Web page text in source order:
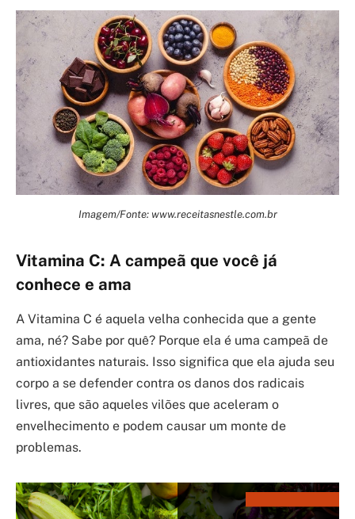
Imagem/Fonte: www.receitasnestle.com.br
Vitamina C: A campeã que você já
conhece e ama
A Vitamina C é aquela velha conhecida que a gente
ama, né? Sabe por quê? Porque ela é uma campeã de
antioxidantes naturais. Isso significa que ela ajuda seu
corpo a se defender contra os danos dos radicais
livres, que são aqueles vilões que aceleram o
envelhecimento e podem causar um monte de
problemas.